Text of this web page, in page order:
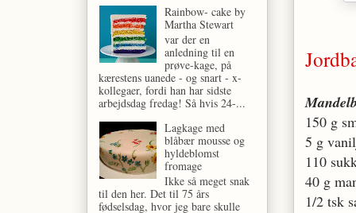
150 g
5 g
110
40 g
1/2 tsk
Rainbow- cake by
Martha Stewart
var der en
anledning til en
prøve-kage, på
kærestens uanede - og snart - x-
kollegaer, fordi han har sidste
arbejdsdag fredag! Så hvis 24-...
Lagkage med
blåbær mousse og
hyldeblomst
fromage
Ikke så meget snak
til den her. Det til 75 års
fødselsdag, hvor jeg bare skulle